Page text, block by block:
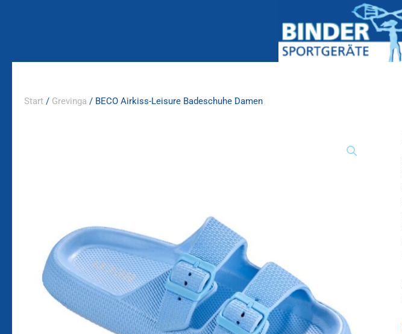
Start / Grevinga / BECO Airkiss-Leisure Badeschuhe Damen